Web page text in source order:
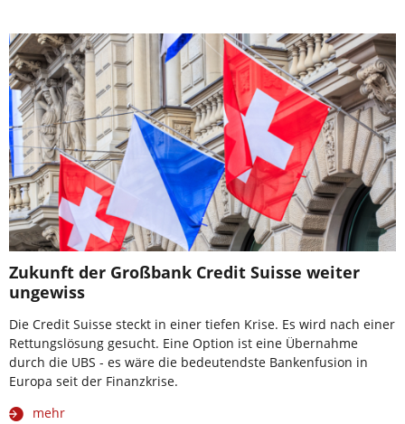
Zukunft der Großbank Credit Suisse weiter
ungewiss
Die Credit Suisse steckt in einer tiefen Krise. Es wird nach einer
Rettungslösung gesucht. Eine Option ist eine Übernahme
durch die UBS - es wäre die bedeutendste Bankenfusion in
Europa seit der Finanzkrise.
mehr